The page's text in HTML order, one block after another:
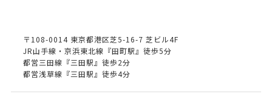
〒108-0014 東京都港区芝5-16-7 芝ビル4F
JR山手線・京浜東北線『田町駅』徒歩5分
都営三田線『三田駅』徒歩2分
都営浅草線『三田駅』徒歩4分